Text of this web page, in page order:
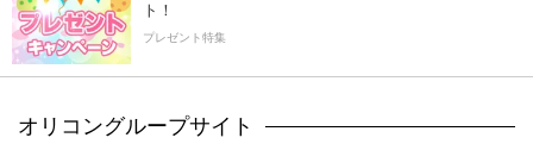
ト！
プレゼント特集
オリコングループサイト